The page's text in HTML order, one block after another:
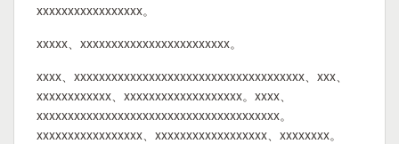
xxxxxxxxxxxxxxxxx。
xxxxx、xxxxxxxxxxxxxxxxxxxxxxxx。
xxxx、xxxxxxxxxxxxxxxxxxxxxxxxxxxxxxxxxxxxx、xxx、
xxxxxxxxxxxx、xxxxxxxxxxxxxxxxxxx。xxxx、
xxxxxxxxxxxxxxxxxxxxxxxxxxxxxxxxxxxxxxx。
xxxxxxxxxxxxxxxxx、xxxxxxxxxxxxxxxxxx、xxxxxxxx。